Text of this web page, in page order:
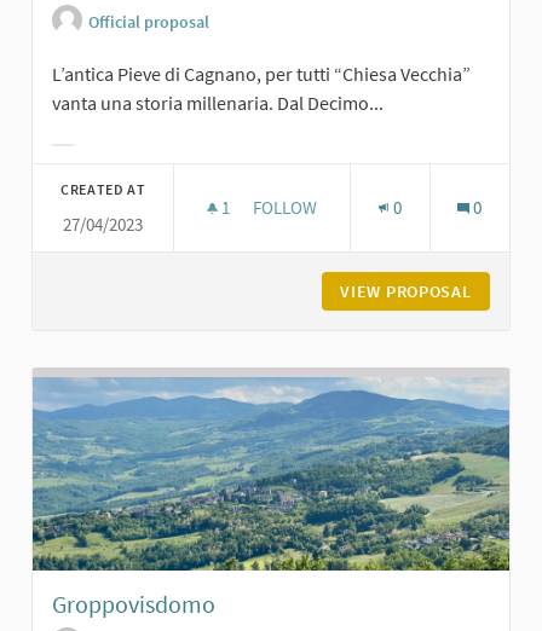
Official proposal
L’antica Pieve di Cagnano, per tutti “Chiesa Vecchia”
vanta una storia millenaria. Dal Decimo...
CREATED AT
27/04/2023
1 1 FOLLOWER
FOLLOW 0 0
VIEW PROPOSAL
Groppovisdomo